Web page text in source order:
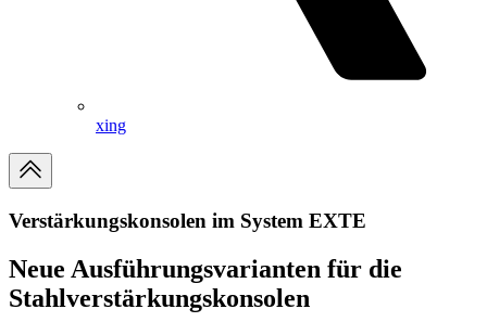
xing
Verstärkungskonsolen im System EXTE
Neue Ausführungsvarianten für die
Stahlverstärkungskonsolen